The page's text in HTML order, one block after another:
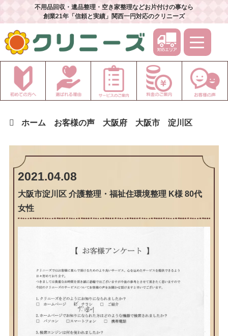
不用品回収・遺品整理・空き家整理などお片付けの事なら
創業21年「信頼と実績」関西一円対応のクリニーズ
ホーム お客様の声 大阪府 大阪市 淀川区
2021.04.08
大阪市淀川区 介護整理・福祉住環境整理 K様 80代
女性